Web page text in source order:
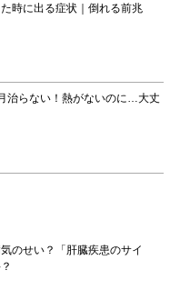
時に出る症状｜倒れる前兆
治らない！熱がないのに…大丈
のせい？「肝臓疾患のサイ